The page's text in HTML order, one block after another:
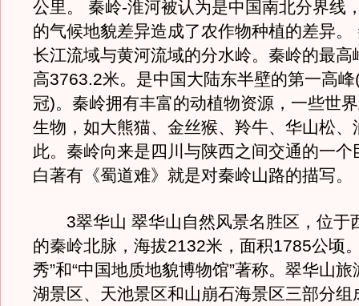
公里。 秦岭-淮河被认为是中国南北分界线
的气候地貌差异造成了农作物种植的差异。
长江流域与黄河流域的分水岭。秦岭的最高
高3763.2米。是中国大陆东半壁的第一高
冠)。秦岭拥有丰富的动植物资源，一些世
生物，如大熊猫、金丝猴、羚牛、华山松、
此。秦岭向来是四川与陕西之间交通的一个
白著有《蜀道难》就是对秦岭山路的描写。
3翠华山 翠华山自然风景名胜区，位于
的秦岭北脉，海拔2132米，面积1785公顷
秀”和“中国地质地貌博物馆”著称。翠华山
湖景区、天池景区和山崩石海景区三部分组